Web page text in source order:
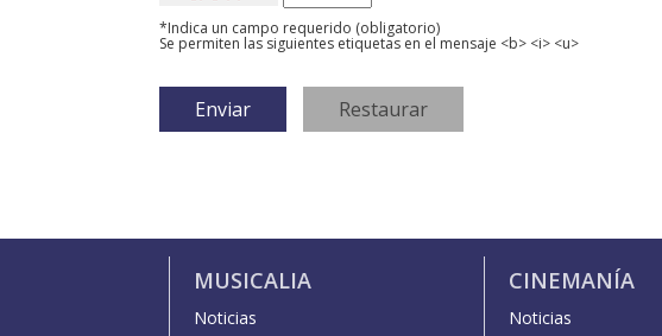
*Indica un campo requerido (obligatorio)
Se permiten las siguientes etiquetas en el mensaje <b> <i> <u>
MUSICALIA
Noticias
CINEMANÍA
Noticias